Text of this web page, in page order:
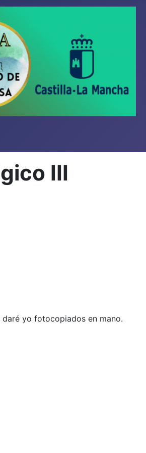
III
yo fotocopiados en mano.